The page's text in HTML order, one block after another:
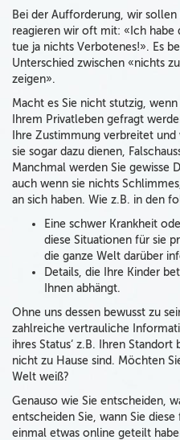
Bei der Aufforderung, wir sollen
reagieren wir oft mit: «Ich
tue ja nichts Verbotenes!». Es
Unterschied zwischen «nichts
zeigen».
Macht es Sie nicht stutzig,
Ihrem Privatleben gefragt
Ihre Zustimmung verbreitet
sie sogar dazu dienen,
Manchmal werden Sie gewisse
auch wenn sie nichts
an sich haben. Wie z.B. in den
Eine schwer Krankheit
diese Situationen für sie
die ganze Welt darüber
Details, die Ihre Kinder
Ihnen abhängt.
Ohne uns dessen bewusst zu
zahlreiche vertrauliche
ihres Status‘ z.B. Ihren
nicht zu Hause sind. Möchten
Welt weiß?
Genauso wie Sie entscheiden,
entscheiden Sie, wann Sie
einmal etwas online geteilt